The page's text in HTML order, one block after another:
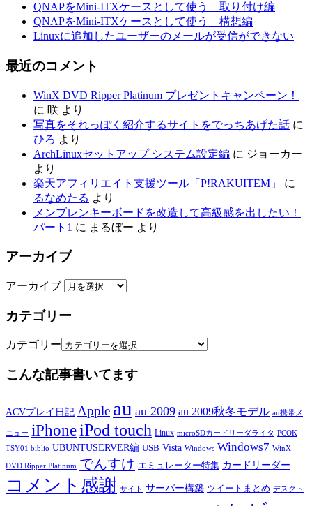
QNAPをMini-ITXケースとして使う 取り付け編
QNAPをMini-ITXケースとして使う 構想編
Linuxに追加したユーザーのメールが受信ができない
最近のコメント
WinX DVD Ripper Platinum プレゼントキャンペーン！
に 咲 より
写真をそれっぽく紹介するサイトをでっちあげた話 に
ひろ より
ArchLinuxセットアップ システム設定編 に ジョーカー
より
楽天アフィリエイト支援ツール「P!RAKUITEM」
に
るなめたる より
メンブレンキーボードを改造して高級感を出したい！
パート1 に まるぼー より
アーカイブ
アーカイブ
カテゴリー
カテゴリー
こんな記事書いてます
ACVプレイ日記 Apple au au 2009 au 2009秋冬モデル au携帯メ
ニュー iPhoneiPod touch Linux microSDカードリーダライタ PCOK
TSY01 biblio UBUNTUSERVER編 USB Vista Windows Windows7 WinX
DVD Ripper Platinum でんすけ エミュレーター特集 カードリーダー
コメント感謝 サイト サーバー構築 ツイートまとめ デスクト